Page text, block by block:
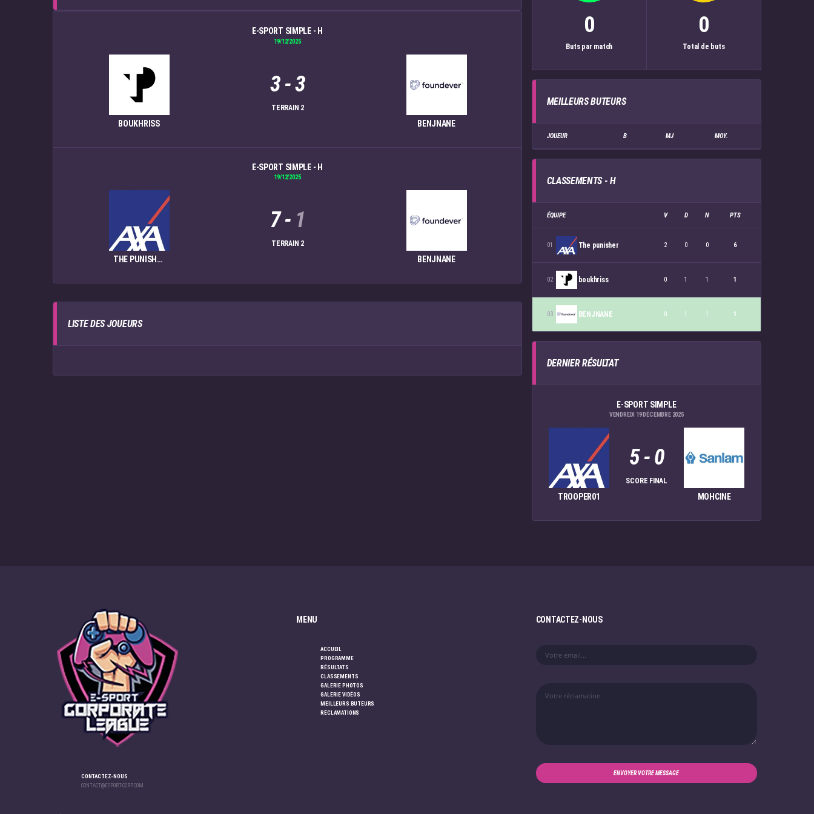
E-SPORT SIMPLE - H
19/12/2025
BOUKHRISS
3-3
TERRAIN 2
BENJNANE
E-SPORT SIMPLE - H
19/12/2025
THE PUNISHER
7- 1
TERRAIN 2
BENJNANE
LISTE DES JOUEURS
0
Buts par match
0
Total de buts
MEILLEURS BUTEURS
JOUEUR B MJ MOY.
CLASSEMENTS - H
ÉQUIPE V D N PTS
The punisher 2 0 0 6
boukhriss 0 1 1 1
BENJNANE 0 1 1 1
DERNIER RÉSULTAT
E-SPORT SIMPLE
VENDREDI 19 DÉCEMBRE 2025
TROOPER01
5-0
SCORE FINAL
MOHCINE
CONTACTEZ-NOUS
CONTACT@ESPORT-CORP.COM
MENU
ACCUEIL
PROGRAMME
RÉSULTATS
CLASSEMENTS
GALERIE PHOTOS
GALERIE VIDÉOS
MEILLEURS BUTEURS
RÉCLAMATIONS
CONTACTEZ-NOUS
ENVOYER VOTRE MESSAGE